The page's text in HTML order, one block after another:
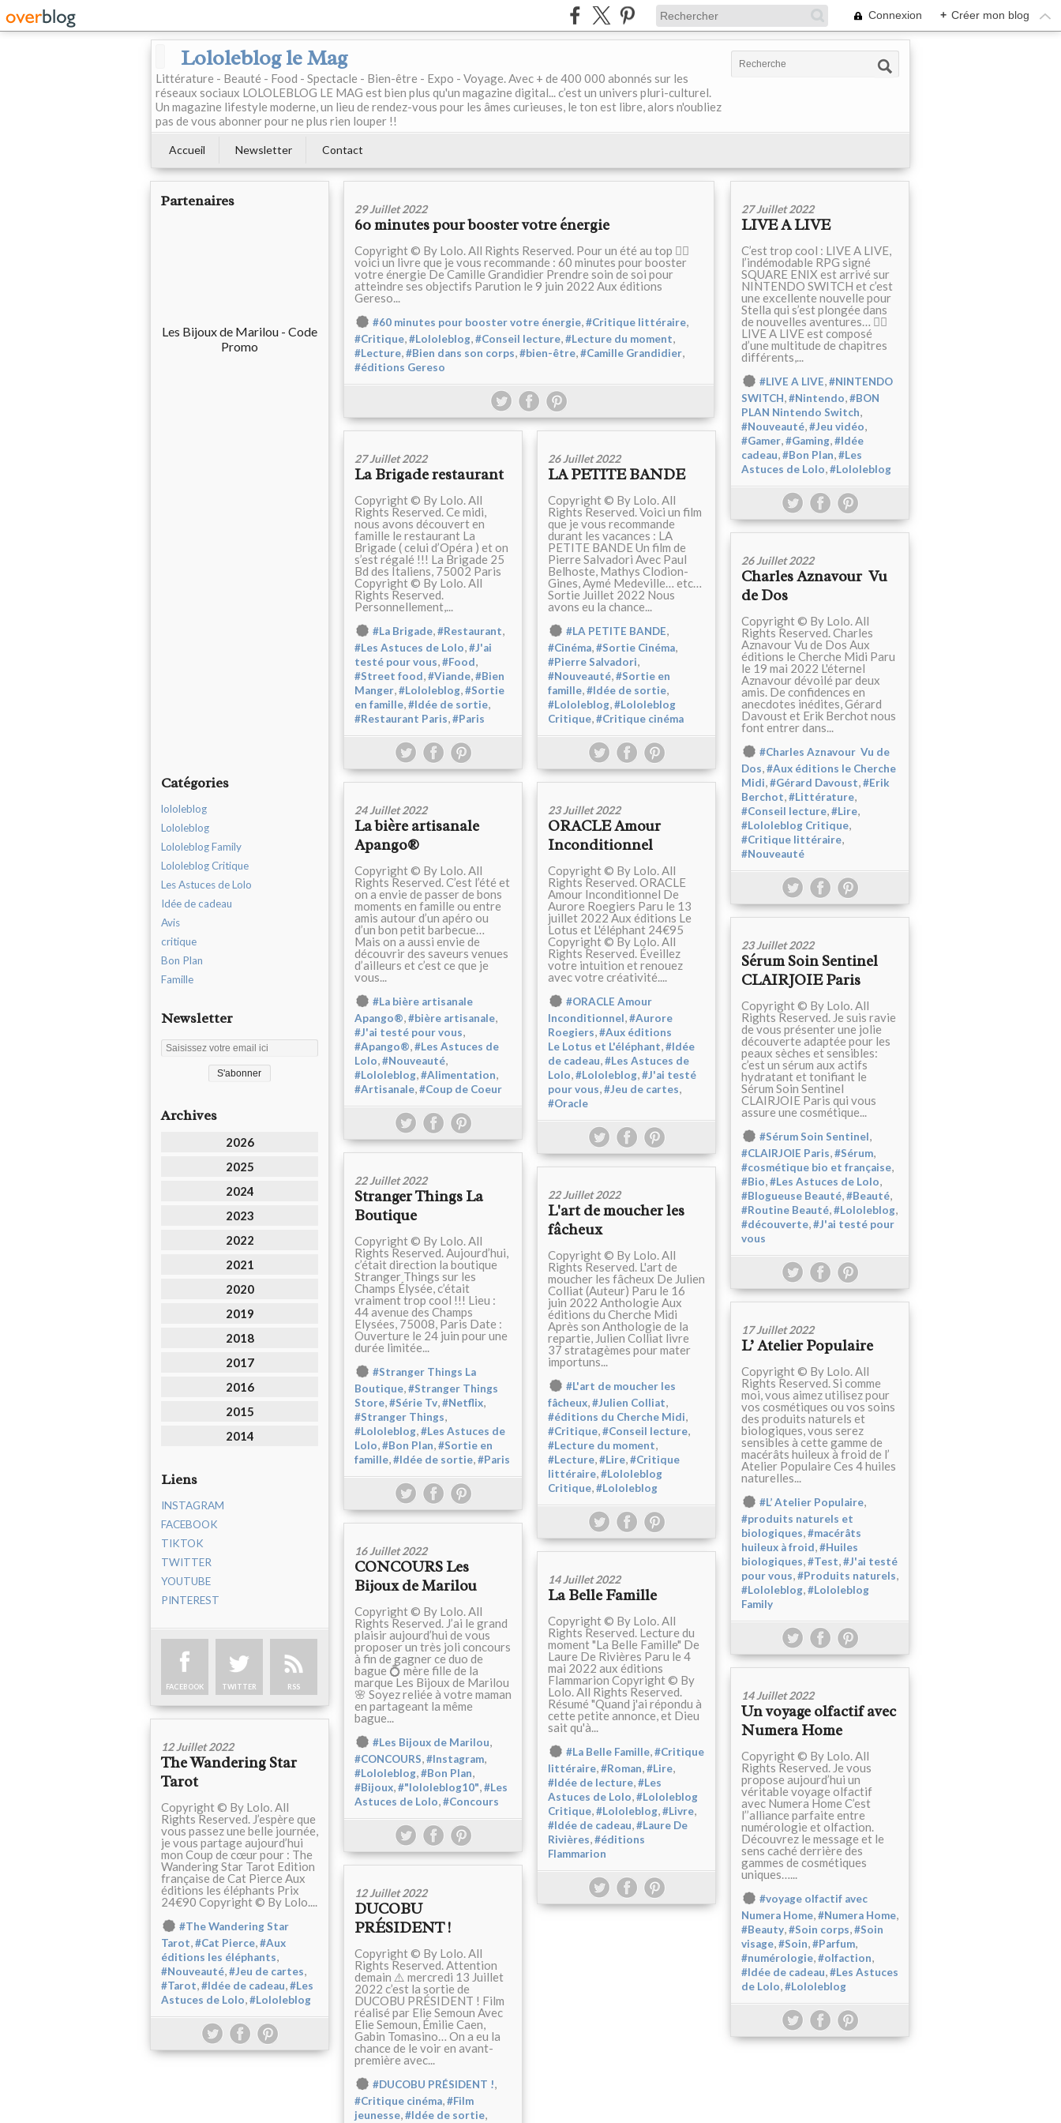
Connexion + Créer mon blog
Lololeblog le Mag
Littérature - Beauté - Food - Spectacle - Bien-être - Expo - Voyage. Avec + de 400 000 abonnés sur les
réseaux sociaux LOLOLEBLOG LE MAG est bien plus qu'un magazine digital... c’est un univers pluri-culturel.
Un magazine lifestyle moderne, un lieu de rendez-vous pour les âmes curieuses, le ton est libre, alors n'oubliez
pas de vous abonner pour ne plus rien louper !!
Accueil Newsletter Contact
Partenaires
Les Bijoux de Marilou - Code
Promo
Catégories
lololeblog
Lololeblog
Lololeblog Family
Lololeblog Critique
Les Astuces de Lolo
Idée de cadeau
Avis
critique
Bon Plan
Famille
Newsletter
Archives
2026
2025
2024
2023
2022
2021
2020
2019
2018
2017
2016
2015
2014
Liens
INSTAGRAM
FACEBOOK
TIKTOK
TWITTER
YOUTUBE
PINTEREST
FACEBOOK TWITTER RSS
29 Juillet 2022
60 minutes pour booster votre énergie
Copyright © By Lolo. All Rights Reserved. Pour un été au top 👌🏻
voici un livre que je vous recommande : 60 minutes pour booster
votre énergie De Camille Grandidier Prendre soin de soi pour
atteindre ses objectifs Parution le 9 juin 2022 Aux éditions
Gereso...
#60 minutes pour booster votre énergie,#Critique littéraire,
#Critique,#Lololeblog,#Conseil lecture,#Lecture du moment,
#Lecture,#Bien dans son corps,#bien-être,#Camille Grandidier,
#éditions Gereso
27 Juillet 2022
LIVE A LIVE
C’est trop cool : LIVE A LIVE,
l’indémodable RPG signé
SQUARE ENIX est arrivé sur
NINTENDO SWITCH et c’est
une excellente nouvelle pour
Stella qui s’est plongée dans
de nouvelles aventures… 👉🏻
LIVE A LIVE est composé
d’une multitude de chapitres
différents,...
#LIVE A LIVE,#NINTENDO
SWITCH,#Nintendo,#BON
PLAN Nintendo Switch,
#Nouveauté,#Jeu vidéo,
#Gamer,#Gaming,#Idée
cadeau,#Bon Plan,#Les
Astuces de Lolo,#Lololeblog
27 Juillet 2022
La Brigade restaurant
Copyright © By Lolo. All
Rights Reserved. Ce midi,
nous avons découvert en
famille le restaurant La
Brigade ( celui d’Opéra ) et on
s’est régalé !!! La Brigade 25
Bd des Italiens, 75002 Paris
Copyright © By Lolo. All
Rights Reserved.
Personnellement,...
#La Brigade,#Restaurant,
#Les Astuces de Lolo,#J'ai
testé pour vous,#Food,
#Street food,#Viande,#Bien
Manger,#Lololeblog,#Sortie
en famille,#Idée de sortie,
#Restaurant Paris,#Paris
26 Juillet 2022
LA PETITE BANDE
Copyright © By Lolo. All
Rights Reserved. Voici un film
que je vous recommande
durant les vacances : LA
PETITE BANDE Un film de
Pierre Salvadori Avec Paul
Belhoste, Mathys Clodion-
Gines, Aymé Medeville… etc…
Sortie Juillet 2022 Nous
avons eu la chance...
#LA PETITE BANDE,
#Cinéma,#Sortie Cinéma,
#Pierre Salvadori,
#Nouveauté,#Sortie en
famille,#Idée de sortie,
#Lololeblog,#Lololeblog
Critique,#Critique cinéma
26 Juillet 2022
Charles Aznavour Vu
de Dos
Copyright © By Lolo. All
Rights Reserved. Charles
Aznavour Vu de Dos Aux
éditions le Cherche Midi Paru
le 19 mai 2022 L'éternel
Aznavour dévoilé par deux
amis. De confidences en
anecdotes inédites, Gérard
Davoust et Erik Berchot nous
font entrer dans...
#Charles Aznavour Vu de
Dos,#Aux éditions le Cherche
Midi,#Gérard Davoust,#Erik
Berchot,#Littérature,
#Conseil lecture,#Lire,
#Lololeblog Critique,
#Critique littéraire,
#Nouveauté
24 Juillet 2022
La bière artisanale
Apango®
Copyright © By Lolo. All
Rights Reserved. C’est l’été et
on a envie de passer de bons
moments en famille ou entre
amis autour d’un apéro ou
d’un bon petit barbecue…
Mais on a aussi envie de
découvrir des saveurs venues
d’ailleurs et c’est ce que je
vous...
#La bière artisanale
Apango®,#bière artisanale,
#J'ai testé pour vous,
#Apango®,#Les Astuces de
Lolo,#Nouveauté,
#Lololeblog,#Alimentation,
#Artisanale,#Coup de Coeur
23 Juillet 2022
ORACLE Amour
Inconditionnel
Copyright © By Lolo. All
Rights Reserved. ORACLE
Amour Inconditionnel De
Aurore Roegiers Paru le 13
juillet 2022 Aux éditions Le
Lotus et L'éléphant 24€95
Copyright © By Lolo. All
Rights Reserved. Éveillez
votre intuition et renouez
avec votre créativité....
#ORACLE Amour
Inconditionnel,#Aurore
Roegiers,#Aux éditions
Le Lotus et L'éléphant,#Idée
de cadeau,#Les Astuces de
Lolo,#Lololeblog,#J'ai testé
pour vous,#Jeu de cartes,
#Oracle
23 Juillet 2022
Sérum Soin Sentinel
CLAIRJOIE Paris
Copyright © By Lolo. All
Rights Reserved. Je suis ravie
de vous présenter une jolie
découverte adaptée pour les
peaux sèches et sensibles:
c’est un sérum aux actifs
hydratant et tonifiant le
Sérum Soin Sentinel
CLAIRJOIE Paris qui vous
assure une cosmétique...
#Sérum Soin Sentinel,
#CLAIRJOIE Paris,#Sérum,
#cosmétique bio et française,
#Bio,#Les Astuces de Lolo,
#Blogueuse Beauté,#Beauté,
#Routine Beauté,#Lololeblog,
#découverte,#J'ai testé pour
vous
22 Juillet 2022
Stranger Things La
Boutique
Copyright © By Lolo. All
Rights Reserved. Aujourd’hui,
c’était direction la boutique
Stranger Things sur les
Champs Élysée, c’était
vraiment trop cool !!! Lieu :
44 avenue des Champs
Elysées, 75008, Paris Date :
Ouverture le 24 juin pour une
durée limitée...
#Stranger Things La
Boutique,#Stranger Things
Store,#Série Tv,#Netflix,
#Stranger Things,
#Lololeblog,#Les Astuces de
Lolo,#Bon Plan,#Sortie en
famille,#Idée de sortie,#Paris
22 Juillet 2022
L'art de moucher les
fâcheux
Copyright © By Lolo. All
Rights Reserved. L'art de
moucher les fâcheux De Julien
Colliat (Auteur) Paru le 16
juin 2022 Anthologie Aux
éditions du Cherche Midi
Après son Anthologie de la
repartie, Julien Colliat livre
37 stratagèmes pour mater
importuns...
#L'art de moucher les
fâcheux,#Julien Colliat,
#éditions du Cherche Midi,
#Critique,#Conseil lecture,
#Lecture du moment,
#Lecture,#Lire,#Critique
littéraire,#Lololeblog
Critique,#Lololeblog
17 Juillet 2022
L’ Atelier Populaire
Copyright © By Lolo. All
Rights Reserved. Si comme
moi, vous aimez utilisez pour
vos cosmétiques ou vos soins
des produits naturels et
biologiques, vous serez
sensibles à cette gamme de
macérâts huileux à froid de l’
Atelier Populaire Ces 4 huiles
naturelles...
#L’ Atelier Populaire,
#produits naturels et
biologiques,#macérâts
huileux à froid,#Huiles
biologiques,#Test,#J'ai testé
pour vous,#Produits naturels,
#Lololeblog,#Lololeblog
Family
16 Juillet 2022
CONCOURS Les
Bijoux de Marilou
Copyright © By Lolo. All
Rights Reserved. J’ai le grand
plaisir aujourd’hui de vous
proposer un très joli concours
à fin de gagner ce duo de
bague 💍 mère fille de la
marque Les Bijoux de Marilou
🌸 Soyez reliée à votre maman
en partageant la même
bague...
#Les Bijoux de Marilou,
#CONCOURS,#Instagram,
#Lololeblog,#Bon Plan,
#Bijoux,#"lololeblog10",#Les
Astuces de Lolo,#Concours
14 Juillet 2022
La Belle Famille
Copyright © By Lolo. All
Rights Reserved. Lecture du
moment "La Belle Famille" De
Laure De Rivières Paru le 4
mai 2022 aux éditions
Flammarion Copyright © By
Lolo. All Rights Reserved.
Résumé "Quand j'ai répondu à
cette petite annonce, et Dieu
sait qu'à...
#La Belle Famille,#Critique
littéraire,#Roman,#Lire,
#Idée de lecture,#Les
Astuces de Lolo,#Lololeblog
Critique,#Lololeblog,#Livre,
#Idée de cadeau,#Laure De
Rivières,#éditions
Flammarion
14 Juillet 2022
Un voyage olfactif avec
Numera Home
Copyright © By Lolo. All
Rights Reserved. Je vous
propose aujourd’hui un
véritable voyage olfactif
avec Numera Home C’est
l’’alliance parfaite entre
numérologie et olfaction.
Découvrez le message et le
sens caché derrière des
gammes de cosmétiques
uniques…...
#voyage olfactif avec
Numera Home,#Numera Home,
#Beauty,#Soin corps,#Soin
visage,#Soin,#Parfum,
#numérologie,#olfaction,
#Idée de cadeau,#Les Astuces
de Lolo,#Lololeblog
12 Juillet 2022
The Wandering Star
Tarot
Copyright © By Lolo. All
Rights Reserved. J’espère que
vous passez une belle journée,
je vous partage aujourd’hui
mon Coup de cœur pour : The
Wandering Star Tarot Edition
française de Cat Pierce Aux
éditions les éléphants Prix
24€90 Copyright © By Lolo....
#The Wandering Star
Tarot,#Cat Pierce,#Aux
éditions les éléphants,
#Nouveauté,#Jeu de cartes,
#Tarot,#Idée de cadeau,#Les
Astuces de Lolo,#Lololeblog
12 Juillet 2022
DUCOBU
PRÉSIDENT !
Copyright © By Lolo. All
Rights Reserved. Attention
demain ⚠️ mercredi 13 Juillet
2022 c’est la sortie de
DUCOBU PRÉSIDENT ! Film
réalisé par Elie Semoun Avec
Elie Semoun, Émilie Caen,
Gabin Tomasino… On a eu la
chance de le voir en avant-
première avec...
#DUCOBU PRÉSIDENT !,
#Critique cinéma,#Film
jeunesse,#Idée de sortie,